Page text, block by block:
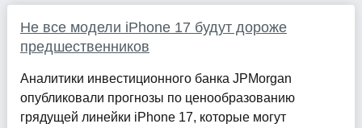
Не все модели iPhone 17 будут дороже
предшественников
Аналитики инвестиционного банка JPMorgan
опубликовали прогнозы по ценообразованию
грядущей линейки iPhone 17, которые могут